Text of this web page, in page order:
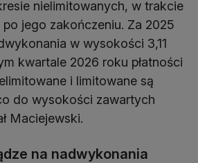
nielimitowanych, w trakcie
jego zakończeniu. Za 2025
w wysokości 3,11
kwartale 2026 roku płatności
i limitowane są
do wysokości zawartych
Maciejewski.
na nadwykonania